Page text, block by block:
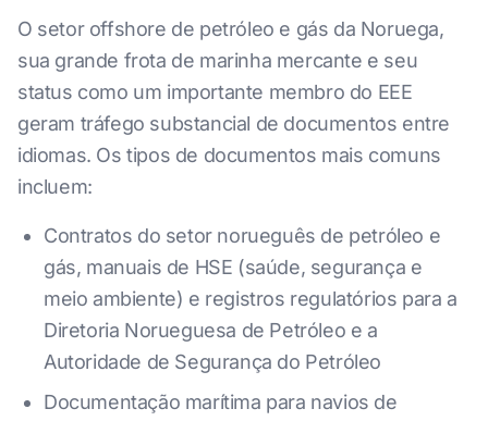
O setor offshore de petróleo e gás da Noruega,
sua grande frota de marinha mercante e seu
status como um importante membro do EEE
geram tráfego substancial de documentos entre
idiomas. Os tipos de documentos mais comuns
incluem:
Contratos do setor norueguês de petróleo e
gás, manuais de HSE (saúde, segurança e
meio ambiente) e registros regulatórios para a
Diretoria Norueguesa de Petróleo e a
Autoridade de Segurança do Petróleo
Documentação marítima para navios de